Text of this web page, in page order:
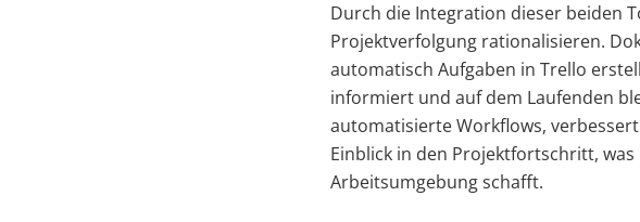
Durch die Integration dieser beiden
Projektverfolgung rationalisieren.
automatisch Aufgaben in Trello
informiert und auf dem Laufenden
automatisierte Workflows,
Einblick in den Projektfortschritt,
Arbeitsumgebung schafft.